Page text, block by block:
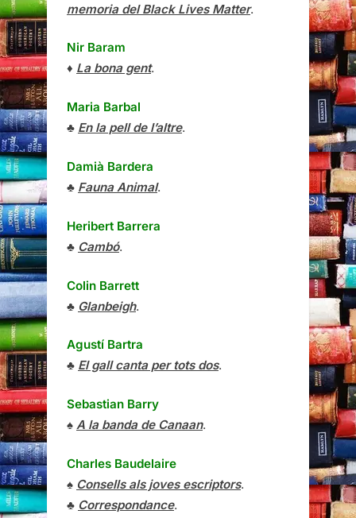
memoria del Black Lives Matter.
Nir Baram
♦ La bona gent.
Maria Barbal
♣ En la pell de l’altre.
Damià Bardera
♣ Fauna Animal.
Heribert Barrera
♣ Cambó.
Colin Barrett
♣ Glanbeigh.
Agustí Bartra
♣ El gall canta per tots dos.
Sebastian Barry
♠ A la banda de Canaan.
Charles Baudelaire
♠ Consells als joves escriptors.
♣ Correspondance.